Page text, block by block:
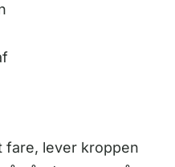
fare, lever kroppen